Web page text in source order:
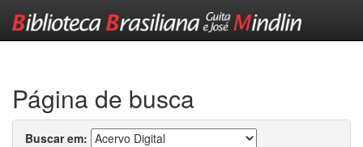
Página de busca
Buscar em: